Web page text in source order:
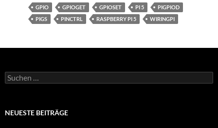
GPIO GPIOGET GPIOSET PI 5
PIGPIOD
PIGS
PINCTRL RASPBERRY PI 5 WIRINGPI
S
u
e
NEUESTE BEITRÄGE